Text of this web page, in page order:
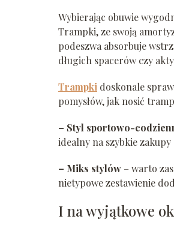
Wybierając obuwie
Trampki, ze swoją
podeszwa absorbuje
długich spacerów czy
Trampki doskonale
pomysłów, jak nosić
– Styl sportowo-
idealny na szybkie
– Miks stylów – warto
nietypowe zestawienie
I na wyjątkowe